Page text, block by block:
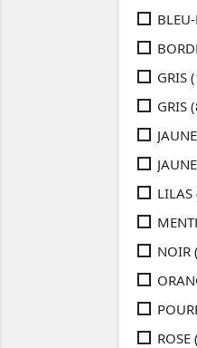
GRIS
GRIS
JAUNE
LILAS
NOIR
ROSE